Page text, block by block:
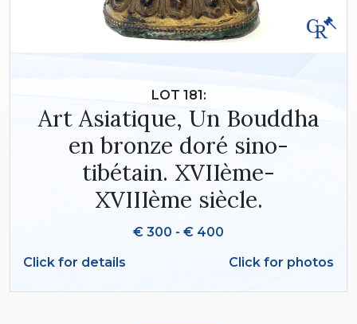
LOT 181:
Art Asiatique, Un Bouddha
en bronze doré sino-
tibétain. XVIIème-
XVIIIème siècle.
€ 300 - € 400
Click for details
Click for photos